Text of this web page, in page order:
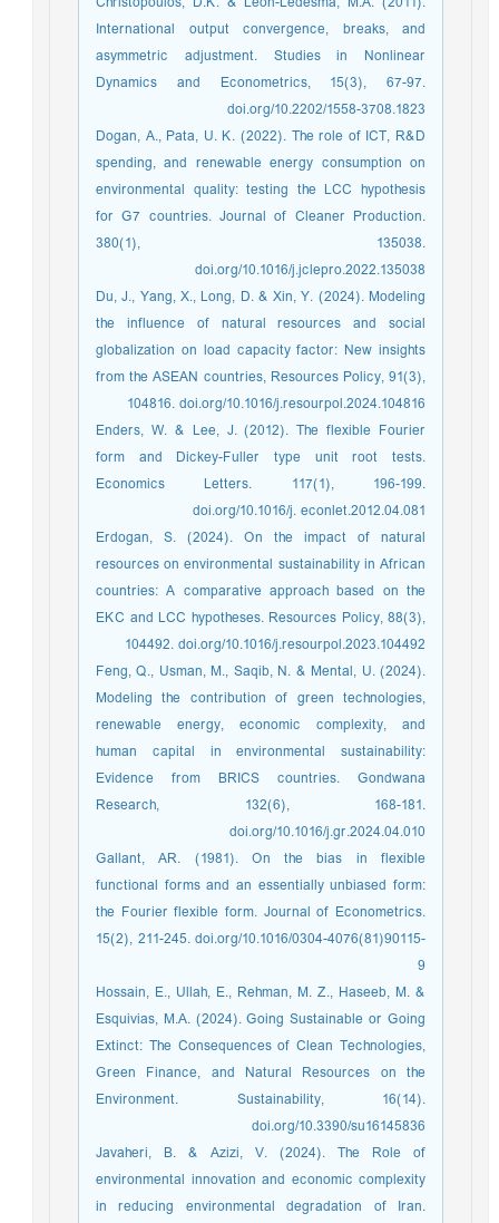
International output convergence, breaks, and
asymmetric adjustment. Studies in Nonlinear
Dynamics and Econometrics, 15(3), 67-97.
doi.org/10.2202/1558-3708.1823
Dogan, A., Pata, U. K. (2022). The role of ICT, R&D
spending, and renewable energy consumption on
environmental quality: testing the LCC hypothesis
for G7 countries. Journal of Cleaner Production.
380(1), 135038.
doi.org/10.1016/j.jclepro.2022.135038
Du, J., Yang, X., Long, D. & Xin, Y. (2024). Modeling
the influence of natural resources and social
globalization on load capacity factor: New insights
from the ASEAN countries, Resources Policy, 91(3),
104816. doi.org/10.1016/j.resourpol.2024.104816
Enders, W. & Lee, J. (2012). The flexible Fourier
form and Dickey-Fuller type unit root tests.
Economics Letters. 117(1), 196-199.
doi.org/10.1016/j. econlet.2012.04.081
Erdogan, S. (2024). On the impact of natural
resources on environmental sustainability in African
countries: A comparative approach based on the
EKC and LCC hypotheses. Resources Policy, 88(3),
104492. doi.org/10.1016/j.resourpol.2023.104492
Feng, Q., Usman, M., Saqib, N. & Mental, U. (2024).
Modeling the contribution of green technologies,
renewable energy, economic complexity, and
human capital in environmental sustainability:
Evidence from BRICS countries. Gondwana
Research, 132(6), 168-181.
doi.org/10.1016/j.gr.2024.04.010
Gallant, AR. (1981). On the bias in flexible
functional forms and an essentially unbiased form:
the Fourier flexible form. Journal of Econometrics.
15(2), 211-245. doi.org/10.1016/0304-4076(81)90115-
9
Hossain, E., Ullah, E., Rehman, M. Z., Haseeb, M. &
Esquivias, M.A. (2024). Going Sustainable or Going
Extinct: The Consequences of Clean Technologies,
Green Finance, and Natural Resources on the
Environment. Sustainability, 16(14).
doi.org/10.3390/su16145836
Javaheri, B. & Azizi, V. (2024). The Role of
environmental innovation and economic complexity
in reducing environmental degradation of Iran.